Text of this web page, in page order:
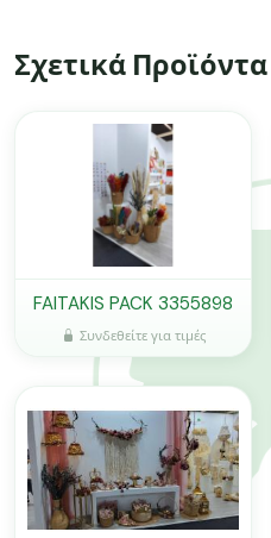
Σχετικά Προϊόντα
FAITAKIS PACK 3355898
Συνδεθείτε για τιμές